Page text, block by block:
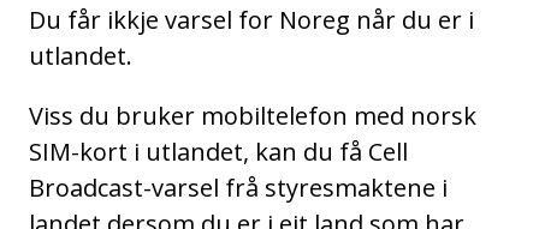
Du får ikkje varsel for Noreg når du er i
utlandet.
Viss du bruker mobiltelefon med norsk
SIM-kort i utlandet, kan du få Cell
Broadcast-varsel frå styresmaktene i